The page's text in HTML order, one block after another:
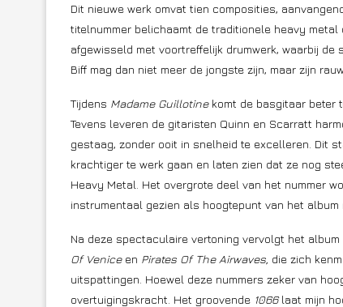
Dit nieuwe werk omvat tien composities,
titelnummer belichaamt de traditionele heavy metal
afgewisseld met voortreffelijk drumwerk, waarbij
Biff mag dan niet meer de jongste zijn, maar zijn
Tijdens Madame Guillotine komt de basgitaar beter
Tevens leveren de gitaristen Quinn en Scarratt
gestaag, zonder ooit in snelheid te excelleren. Dit
krachtiger te werk gaan en laten zien dat ze nog
Heavy Metal. Het overgrote deel van het nummer
instrumentaal gezien als hoogtepunt van het album
Na deze spectaculaire vertoning vervolgt het album
Of Veniceen Pirates Of The Airwaves, die zich
uitspattingen. Hoewel deze nummers zeker van
overtuigingskracht. Het groovende 1066laat mijn